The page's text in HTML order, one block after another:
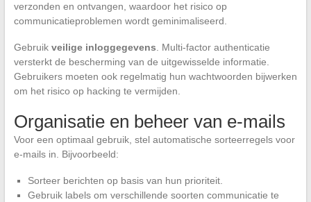
verzonden en ontvangen, waardoor het risico op
communicatieproblemen wordt geminimaliseerd.
Gebruik veilige inloggegevens . Multi-factor authenticatie
versterkt de bescherming van de uitgewisselde informatie.
Gebruikers moeten ook regelmatig hun wachtwoorden bijwerken
om het risico op hacking te vermijden.
Organisatie en beheer van e-mails
Voor een optimaal gebruik, stel automatische sorteerregels voor
e-mails in. Bijvoorbeeld:
Sorteer berichten op basis van hun prioriteit.
Gebruik labels om verschillende soorten communicatie te